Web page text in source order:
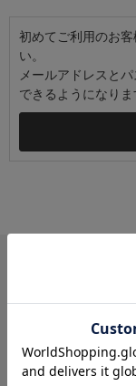
初めてご利用のお
い。
メールアドレスと
できるようになりま